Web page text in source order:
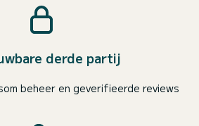
derde partij
beheer en geverifieerde reviews